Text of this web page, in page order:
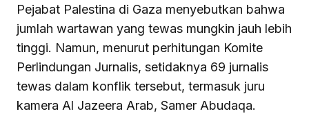
Pejabat Palestina di Gaza menyebutkan bahwa
jumlah wartawan yang tewas mungkin jauh lebih
tinggi. Namun, menurut perhitungan Komite
Perlindungan Jurnalis, setidaknya 69 jurnalis
tewas dalam konflik tersebut, termasuk juru
kamera Al Jazeera Arab, Samer Abudaqa.